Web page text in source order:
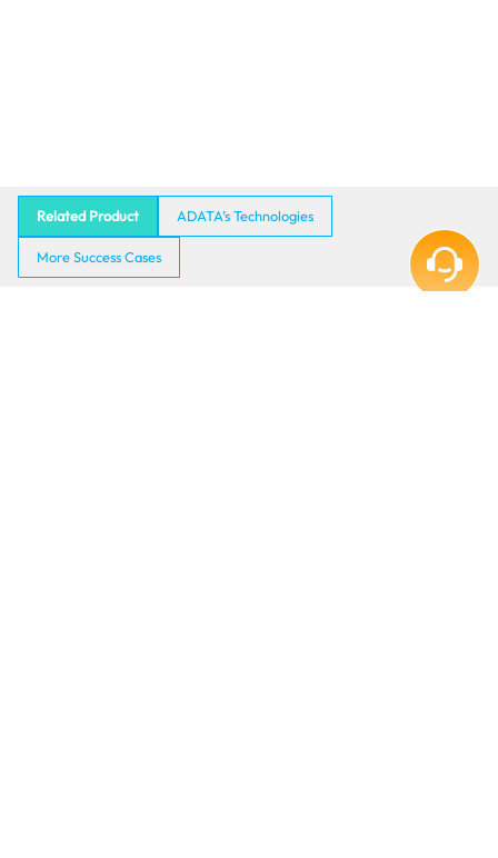
Related Product ADATA’s Technologies
More Success Cases